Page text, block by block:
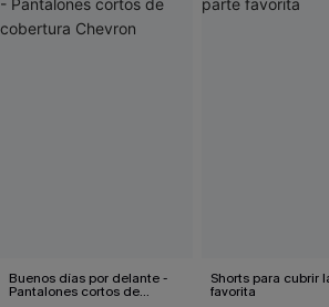
Buenos días por delante -
Pantalones cortos de
Shorts para cubrir
favorita